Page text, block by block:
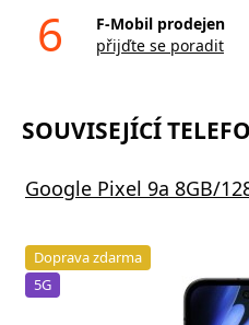
6
F-Mobil prodejen
přijďte se poradit
SOUVISEJÍCÍ
Google Pixel 9a 8GB/
Doprava zdarma
5G